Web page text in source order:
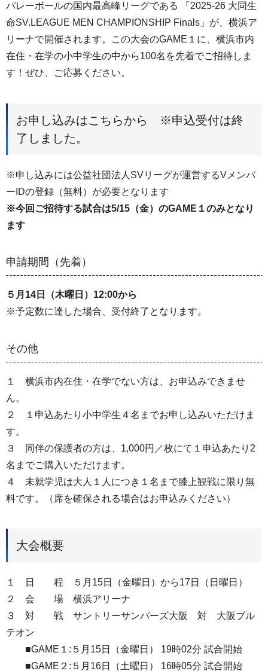
バレーボールの国内最高峰リーグである 「2025-26 大同生
命SV.LEAGUE MEN CHAMPIONSHIP Finals」が、横浜ア
リーナで開催されます。この大会のGAME１に、横浜市内
在住・在学の小中学生の中から100名を先着でご招待しま
す！ぜひ、ご応募ください。
お申し込みはこちらから ※申込受付は終
了しました。
※申し込みには公益社団法人SVリーグが運営するVメンバ
ーIDの登録（無料）が必要となります
※今回ご招待する試合は5/15（金）のGAME１のみとなり
ます
申請期間（先着）
５月14日（木曜日）12:00から
※予定数に達した場合、受付終了となります。
その他
１ 横浜市内在住・在学でない方は、お申込みできませ
ん。
２ １申込あたり小中学生４名までお申し込みいただけま
す。
３ 同伴の保護者の方は、1,000円／枚にて１申込あたり2
名までご購入いただけます。
４ 未就学児は大人１人につき１名まで膝上観戦に限り無
料です。（席を確保される場合はお申込みください）
大会概要
１ 日 程 ５月15日（金曜日）から17日（日曜日）
２ 会 場 横浜アリーナ
３ 対 戦 サントリーサンバーズ大阪 対 大阪ブル
テオン
■GAME１:５月15日（金曜日） 19時02分 試合開始
■GAME２:５月16日（土曜日） 16時05分 試合開始